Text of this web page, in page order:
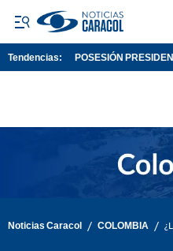
Tendencias: POSESIÓN
Noticias Caracol / COLOMBIA /